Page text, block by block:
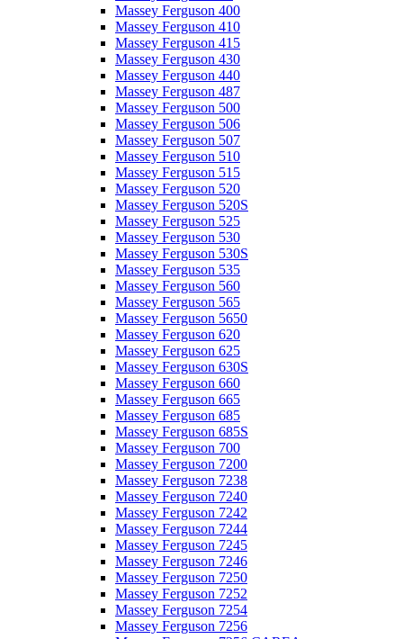
Massey Ferguson 400
Massey Ferguson 410
Massey Ferguson 415
Massey Ferguson 430
Massey Ferguson 440
Massey Ferguson 487
Massey Ferguson 500
Massey Ferguson 506
Massey Ferguson 507
Massey Ferguson 510
Massey Ferguson 515
Massey Ferguson 520
Massey Ferguson 520S
Massey Ferguson 525
Massey Ferguson 530
Massey Ferguson 530S
Massey Ferguson 535
Massey Ferguson 560
Massey Ferguson 565
Massey Ferguson 5650
Massey Ferguson 620
Massey Ferguson 625
Massey Ferguson 630S
Massey Ferguson 660
Massey Ferguson 665
Massey Ferguson 685
Massey Ferguson 685S
Massey Ferguson 700
Massey Ferguson 7200
Massey Ferguson 7238
Massey Ferguson 7240
Massey Ferguson 7242
Massey Ferguson 7244
Massey Ferguson 7245
Massey Ferguson 7246
Massey Ferguson 7250
Massey Ferguson 7252
Massey Ferguson 7254
Massey Ferguson 7256